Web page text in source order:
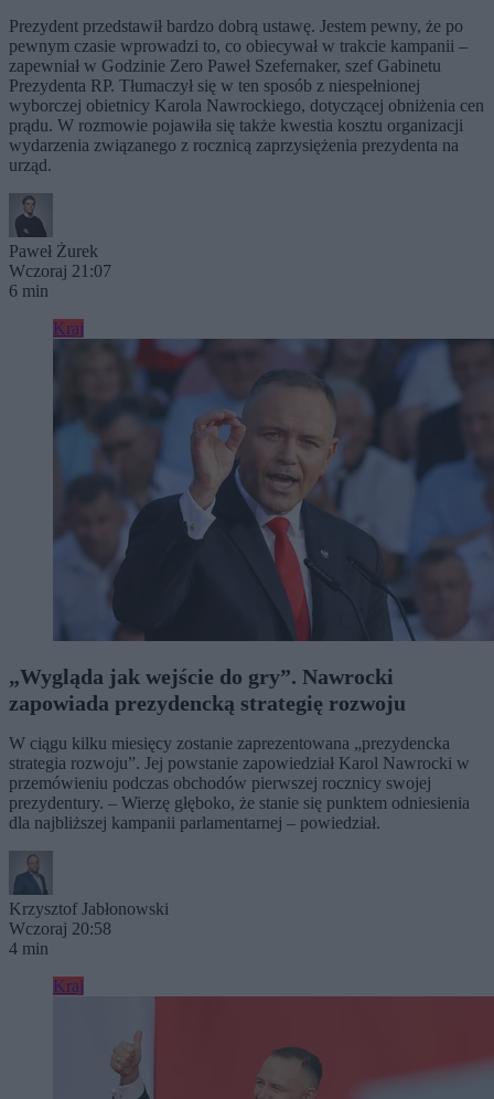
Prezydent przedstawił bardzo dobrą ustawę. Jestem pewny, że po
pewnym czasie wprowadzi to, co obiecywał w trakcie kampanii –
zapewniał w Godzinie Zero Paweł Szefernaker, szef Gabinetu
Prezydenta RP. Tłumaczył się w ten sposób z niespełnionej
wyborczej obietnicy Karola Nawrockiego, dotyczącej obniżenia cen
prądu. W rozmowie pojawiła się także kwestia kosztu organizacji
wydarzenia związanego z rocznicą zaprzysiężenia prezydenta na
urząd.
Paweł Żurek
Wczoraj 21:07
6 min
Kraj
„Wygląda jak wejście do gry”. Nawrocki
zapowiada prezydencką strategię rozwoju
W ciągu kilku miesięcy zostanie zaprezentowana „prezydencka
strategia rozwoju”. Jej powstanie zapowiedział Karol Nawrocki w
przemówieniu podczas obchodów pierwszej rocznicy swojej
prezydentury. – Wierzę głęboko, że stanie się punktem odniesienia
dla najbliższej kampanii parlamentarnej – powiedział.
Krzysztof Jabłonowski
Wczoraj 20:58
4 min
Kraj